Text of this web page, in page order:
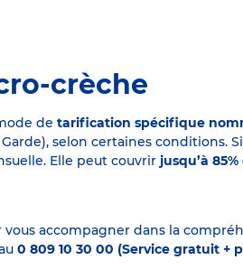
crèche
de tarification spécifique
selon certaines conditions.
Elle peut couvrir jusqu’à
accompagner dans la
0 809 10 30 00 (Service gratuit +